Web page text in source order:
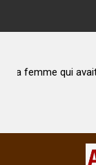
brûlée avec son